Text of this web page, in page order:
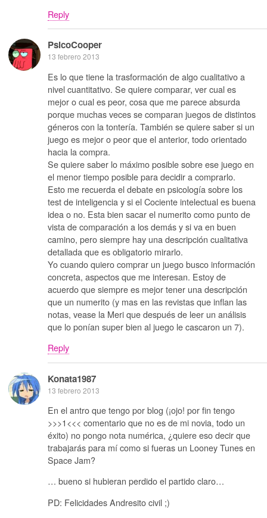
Reply
PsicoCooper
13 febrero 2013
Es lo que tiene la trasformación de algo cualitativo a
nivel cuantitativo. Se quiere comparar, ver cual es
mejor o cual es peor, cosa que me parece absurda
porque muchas veces se comparan juegos de distintos
géneros con la tontería. También se quiere saber si un
juego es mejor o peor que el anterior, todo orientado
hacia la compra.
Se quiere saber lo máximo posible sobre ese juego en
el menor tiempo posible para decidir a comprarlo.
Esto me recuerda el debate en psicología sobre los
test de inteligencia y si el Cociente intelectual es buena
idea o no. Esta bien sacar el numerito como punto de
vista de comparación a los demás y si va en buen
camino, pero siempre hay una descripción cualitativa
detallada que es obligatorio mirarlo.
Yo cuando quiero comprar un juego busco información
concreta, aspectos que me interesan. Estoy de
acuerdo que siempre es mejor tener una descripción
que un numerito (y mas en las revistas que inflan las
notas, vease la Meri que después de leer un análisis
que lo ponían super bien al juego le cascaron un 7).
Reply
Konata1987
13 febrero 2013
En el antro que tengo por blog (¡ojo! por fin tengo
>>>1<<< comentario que no es de mi novia, todo un
éxito) no pongo nota numérica, ¿quiere eso decir que
trabajarás para mí como si fueras un Looney Tunes en
Space Jam?
… bueno si hubieran perdido el partido claro…
PD: Felicidades Andresito civil ;)